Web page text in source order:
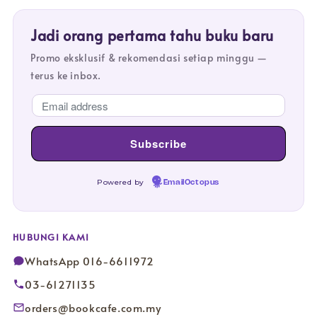
Jadi orang pertama tahu buku baru
Promo eksklusif & rekomendasi setiap minggu —
terus ke inbox.
Powered by EmailOctopus
HUBUNGI KAMI
WhatsApp 016-6611972
03-61271135
orders@bookcafe.com.my